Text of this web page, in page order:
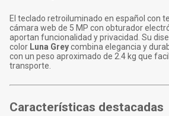
El teclado retroiluminado en español con
cámara web de 5 MP con obturador
aportan funcionalidad y privacidad. Su
color Luna Greycombina elegancia y
con un peso aproximado de 2.4 kg que
transporte.
Características destacadas